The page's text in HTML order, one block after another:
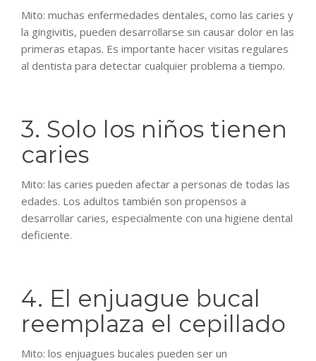
Mito: muchas enfermedades dentales, como las caries y
la gingivitis, pueden desarrollarse sin causar dolor en las
primeras etapas. Es importante hacer visitas regulares
al dentista para detectar cualquier problema a tiempo.
3. Solo los niños tienen
caries
Mito: las caries pueden afectar a personas de todas las
edades. Los adultos también son propensos a
desarrollar caries, especialmente con una higiene dental
deficiente.
4. El enjuague bucal
reemplaza el cepillado
Mito: los enjuagues bucales pueden ser un